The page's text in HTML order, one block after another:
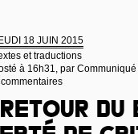
18 JUIN 2015
et traductions
à 16h31, par Communiqué
retour du